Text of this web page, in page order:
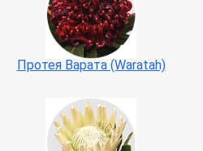
Протея Варата (Waratah)